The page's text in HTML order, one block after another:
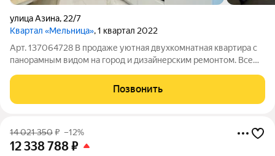
улица Азина, 22/7
Квартал «Мельница», 1 квартал 2022
Арт. 137064728 В продаже уютная двухкомнатная квартира с
панорамным видом на город и дизайнерским ремонтом. Все
реализовано удобное зонирование освещения, выполнена
дополнительная шумоизоляция стен
Позвонить
14 021 350₽ –12%
12 338 788₽